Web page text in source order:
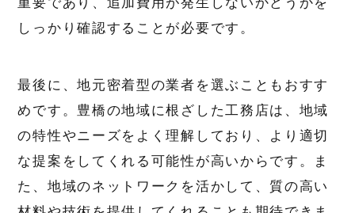
しっかり確認することが必要です。
最後に、地元密着型の業者を選ぶこともおすす
めです。豊橋の地域に根ざした工務店は、地域
の特性やニーズをよく理解しており、より適切
な提案をしてくれる可能性が高いからです。ま
た、地域のネットワークを活かして、質の高い